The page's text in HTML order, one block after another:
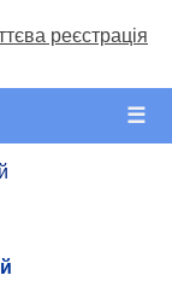
реєстрація
☰